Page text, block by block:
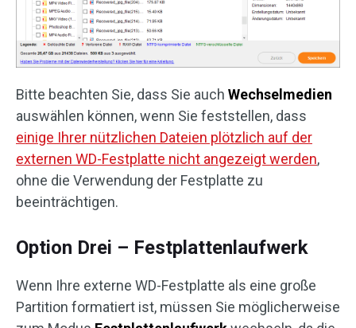
Bitte beachten Sie, dass Sie auch Wechselmedien
auswählen können, wenn Sie feststellen, dass
einige Ihrer nützlichen Dateien plötzlich auf der
externen WD-Festplatte nicht angezeigt werden,
ohne die Verwendung der Festplatte zu
beeinträchtigen.
Option Drei – Festplattenlaufwerk
Wenn Ihre externe WD-Festplatte als eine große
Partition formatiert ist, müssen Sie möglicherweise